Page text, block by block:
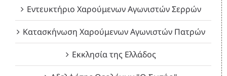
Εντευκτήριο Χαρούμενων Αγωνιστών Σερρών
Κατασκήνωση Χαρούμενων Αγωνιστών Πατρών
Εκκλησία της Ελλάδος